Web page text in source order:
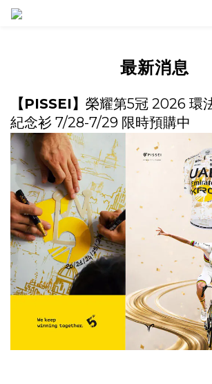
最新消息
【PISSEI】 榮耀第5冠 2026 環
紀念衫 7/28-7/29 限時預購中